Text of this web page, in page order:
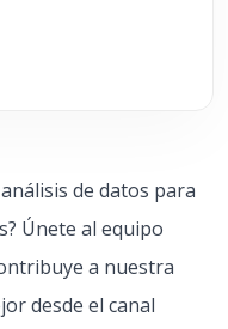
de datos para
Únete al equipo
a nuestra
desde el canal